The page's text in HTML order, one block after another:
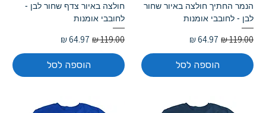
הנמר החתיך חולצה באיור שחור
לבן - לחובבי אומנות
מחיר רגיל מחיר מבצע
הוספה לסל
חולצה באיור צדף שחור לבן -
לחובבי אומנות
מחיר רגיל מחיר מבצע
הוספה לסל